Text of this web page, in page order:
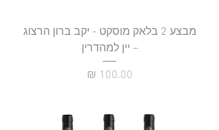
מבצע 2 בלאק מוסקט - יקב ברון הרצוג
– יין למהדרין
מחיר